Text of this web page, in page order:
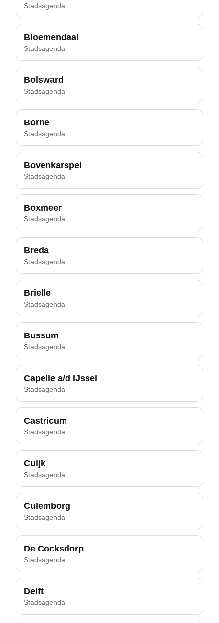
Stadsagenda
Bloemendaal
Stadsagenda
Bolsward
Stadsagenda
Borne
Stadsagenda
Bovenkarspel
Stadsagenda
Boxmeer
Stadsagenda
Breda
Stadsagenda
Brielle
Stadsagenda
Bussum
Stadsagenda
Capelle a/d IJssel
Stadsagenda
Castricum
Stadsagenda
Cuijk
Stadsagenda
Culemborg
Stadsagenda
De Cocksdorp
Stadsagenda
Delft
Stadsagenda